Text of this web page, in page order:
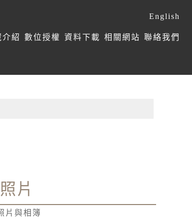
介紹 數位授權 資料下載 相關網站 聯絡我們
English
片
片與相簿